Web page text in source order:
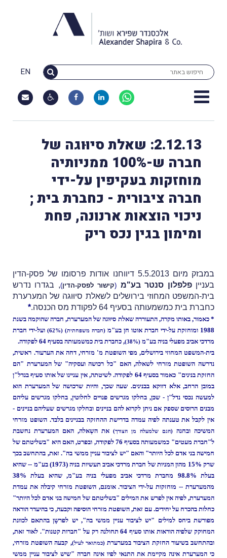
EN
2.12.13: שאלת סיוּוגה של
חברה ש-100% ממניותיה
מוחזקות בעקיפין על-ידי
חברה ציבורית - כחברת בית ;
ניכוי הוצאות ארנונה, פחת
ומימון בגין נכס ריק
במבזק מיום 5.5.2013 דיווחנו אודות פרסומו של פסק-הדין
בענייןפלפלון סנטר בע"מ (קישור לפסק-הדין), בגדרו נדרש
בית-המשפט המחוזי בירושלים לשאלת סיוּוגה של המערערת
כחברת בית כמשמעותה בסעיף 64 לפקודת מס הכנסה.
*
* כאמור, באותו מקרה, התעוררה שאלת סיוּוגה של המערערת,חברה שהוקמה בשנת
1988 ומוחזקת על-ידי חברת אוטו חן בע"מ
(חברה משפחתית) (62%)
ועל-ידי חברת
מרדכי אביב מפעלי בניה בע"מ (38%)
, כחברת בית כמשמעותה בסעיף 64 לפקודה.
בית-המשפט המחוזי בירושלים, מפי השופטת מ' מזרחי, דחה את הערעור. ראשית,
נדרשה השופטת מזרחי לשאלה, האם "כל רכושה ועסקיה" של המערערת "הם
החזקת בנינים" כאמור בסעיף 64 לפקודה.
לשיטתה, אין עניינו של אותו סעיף בנדל"ן
במובן הרחב, אלא דווקא בבנינים. שעה שכך, והיות שרכושה של המערערת הוא
למעשה נכסי נדל"ן - שכּן, בחלקו מגרשים פנויים לחלוטין, בחלקו מגרשים עליהם
מבנים הרוסים שספק אם ניתן לקרוא להם בניינים ובחלקו מגרשים שעליהם בניינים -
אין לקבל את טענתה לפיה עמדה בדרישת ההחזקה בבניינים בלבד.השופט מזרחי
המשיכה ובחנה
(הגם שלמעלה מן הצורך)
את השְאלה, האם המערערת נחשבת
ל"חברת מעטים" כמשמעותה בסעיף 76 לפקודה, ובפרט, האם היא "בשליטתם של
חמישה בני אדם לכל היותר" והאם "יש לציבור עניין ממשי בה". זאת, בהתחשב בכך
שרק 15% מהון המניות של חברת
מרדכי אביב תעשיות בניה (1973) בע"מ -- שהיא
בעלת 98.8% מחברת
מרדכי אביב מפעלי בניה בע"מ, שהיא בעלת 38%
מהמערערת -- מוחזקות על-ידי הציבור.אומנם, השופטת מזרחי קיבלה את עמדת
המערערת, לפיה אין לפרש את המילים "בשליטתם של חמישה בני אדם לכל היותר"
כחלות בהכרח על יחידים. עם זאת, השופטת מזרחי הוסיפה וקבעה, כי בהיעדר הוראה
מפורשת ביחס למילים "יש לציבור עניין ממשי בה", יש לפרשָן בהתאם לכוונת
המחוקק שלפיה הוראות אותו סעיף 64 תחולנה רק על "חברות קטנות". לאור זאת,
ובהתחשב בשיעור החזקת הציבור במערערת(כמתואר לעיל), קבעה השופטת מזרחי,
כי המערערת אינה מקיימת את התנאי לפיו אינה חברה "שיש לציבור עניין ממשי